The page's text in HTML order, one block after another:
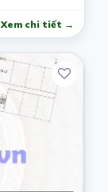
Xem chi tiết →